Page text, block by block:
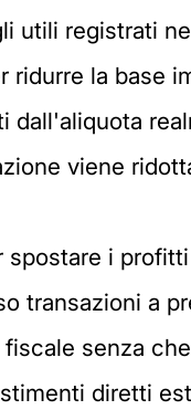
utili registrati
ridurre la base
dall'aliquota
viene
i
transazioni a
senza
diretti